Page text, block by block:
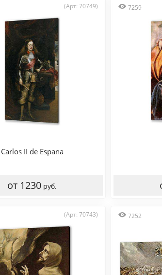
(Арт: 70749)
Carlos II de Espana
от 1230 руб.
7259
(Арт: 70743) 7252